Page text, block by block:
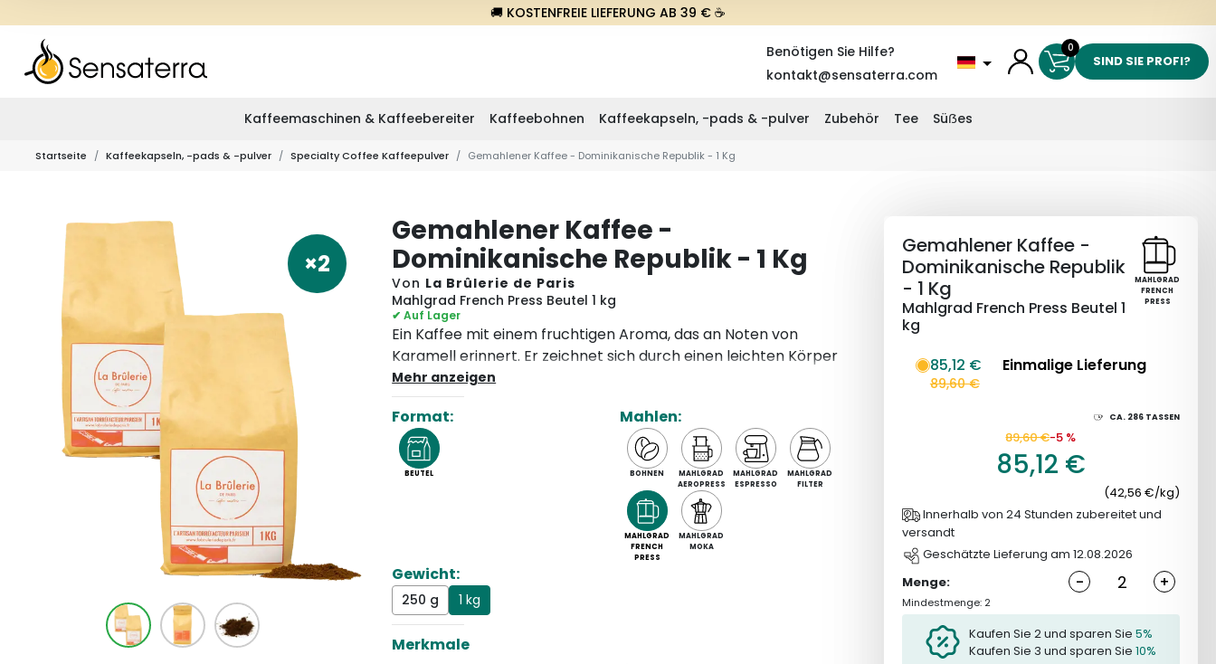
🚚 KOSTENFREIE LIEFERUNG AB 39 € ☕
Benötigen Sie Hilfe?
kontakt@sensaterra.com
0
SIND SIE PROFI?
Kaffeemaschinen & Kaffeebereiter Kaffeebohnen Kaffeekapseln, -pads & -pulver Zubehör Tee Süẞes
Startseite Kaffeekapseln, -pads & -pulver Specialty Coffee Kaffeepulver Gemahlener Kaffee - Dominikanische Republik - 1 Kg
×2
Gemahlener Kaffee -
Dominikanische Republik - 1 Kg
Von La Brûlerie de Paris
Mahlgrad French Press Beutel 1 kg
✔ Auf Lager
Ein Kaffee mit einem fruchtigen Aroma, das an Noten von
Karamell erinnert. Er zeichnet sich durch einen leichten Körper
mit lebhaften Noten von grünem Apfel und gelber Zitrone aus.
Mehr anzeigen
Format:
BEUTEL
Mahlen:
BOHNEN
MAHLGRAD
AEROPRESS
MAHLGRAD
ESPRESSO
MAHLGRAD
FILTER
MAHLGRAD
FRENCH
PRESS
MAHLGRAD
MOKA
Gewicht:
250 g 1 kg
Merkmale
MAHLGRAD
FRENCH
PRESS
Gemahlener Kaffee -
Dominikanische Republik
- 1 Kg
Mahlgrad French Press Beutel 1
kg
85,12 €
89,60 €
Einmalige Lieferung
CA. 286 TASSEN
89,60 €-5 %
85,12 €
(42,56 €/kg)
Innerhalb von 24 Stunden zubereitet und
versandt
Geschätzte Lieferung am 12.08.2026
Menge:
- +
Mindestmenge: 2
Kaufen Sie 2 und sparen Sie 5%
Kaufen Sie 3 und sparen Sie 10%